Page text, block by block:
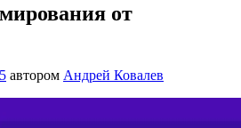
от
автором Андрей Ковалев